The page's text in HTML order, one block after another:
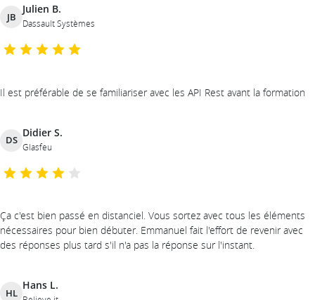
JB
Julien B.
Dassault Systèmes
Il est préférable de se familiariser avec les API Rest avant la formation
DS
Didier S.
Glasfeu
Ça c'est bien passé en distanciel. Vous sortez avec tous les éléments
nécessaires pour bien débuter. Emmanuel fait l'effort de revenir avec
des réponses plus tard s'il n'a pas la réponse sur l'instant.
HL
Hans L.